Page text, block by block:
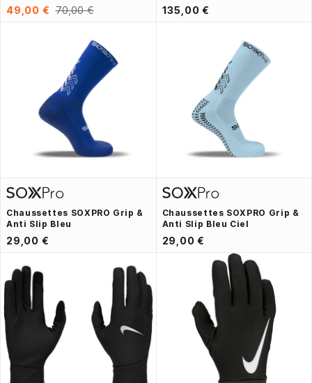
49,00 € 70,00 € 135,00 €
Chaussettes SOXPRO Grip &
Anti Slip Bleu
29,00 €
Chaussettes SOXPRO Grip &
Anti Slip Bleu Ciel
29,00 €